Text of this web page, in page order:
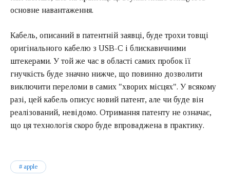
основне навантаження.
Кабель, описаний в патентній заявці, буде трохи товщі
оригінального кабелю з USB-C і блискавичними
штекерами. У той же час в області самих пробок її
гнучкість буде значно нижче, що повинно дозволити
виключити переломи в самих "хворих місцях". У всякому
разі, цей кабель описує новий патент, але чи буде він
реалізований, невідомо. Отримання патенту не означає,
що ця технологія скоро буде впроваджена в практику.
apple